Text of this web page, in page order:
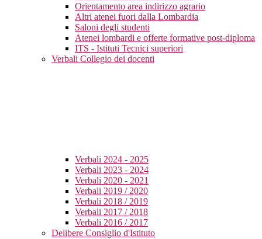
Orientamento area indirizzo agrario
Altri atenei fuori dalla Lombardia
Saloni degli studenti
Atenei lombardi e offerte formative post-diploma
ITS - Istituti Tecnici superiori
Verbali Collegio dei docenti
Verbali 2024 - 2025
Verbali 2023 - 2024
Verbali 2020 - 2021
Verbali 2019 / 2020
Verbali 2018 / 2019
Verbali 2017 / 2018
Verbali 2016 / 2017
Delibere Consiglio d'Istituto